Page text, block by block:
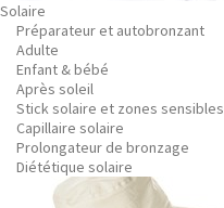
Solaire
Préparateur et autobronzant
Adulte
Enfant & bébé
Après soleil
Stick solaire et zones sensibles
Capillaire solaire
Prolongateur de bronzage
Diététique solaire